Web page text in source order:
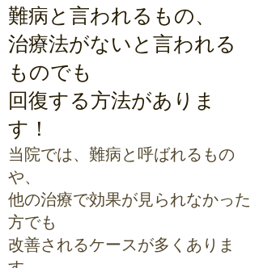
難病と言われるもの、
治療法がないと言われる
ものでも
回復する方法がありま
す！
当院では、難病と呼ばれるもの
や、
他の治療で効果が見られなかった
方でも
改善されるケースが多くありま